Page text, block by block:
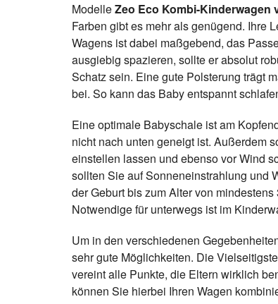
ModelleZeo Eco Kombi-Kinderwagen
Farben gibt es mehr als genügend. Ihre
Wagens ist dabei maßgebend, das
ausgiebig spazieren, sollte er absolut
Schatz sein. Eine gute Polsterung trägt
bei. So kann das Baby entspannt
Eine optimale Babyschale ist am
nicht nach unten geneigt ist. Außerdem
einstellen lassen und ebenso vor Wind
sollten Sie auf Sonneneinstrahlung und
der Geburt bis zum Alter von
Notwendige für unterwegs ist im
Um in den verschiedenen
sehr gute Möglichkeiten. Die
vereint alle Punkte, die Eltern wirklich
können Sie hierbei Ihren Wagen